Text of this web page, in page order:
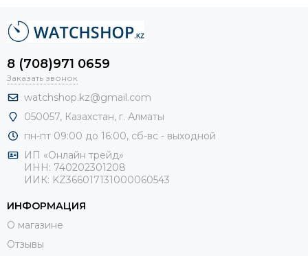
8 (708)971 0659
Заказать звонок
watchshop.kz@gmail.com
050057, Казахстан, г. Алматы
пн-пт 09:00 до 16:00, сб-вс - выходной
ИП «Онлайн трейд»
ИНН: 740202301208
ИИК: KZ366017131000060543
ИНФОРМАЦИЯ
О магазине
Отзывы